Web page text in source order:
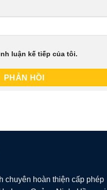
luận kế tiếp của tôi.
chuyên hoàn thiện cấp phép